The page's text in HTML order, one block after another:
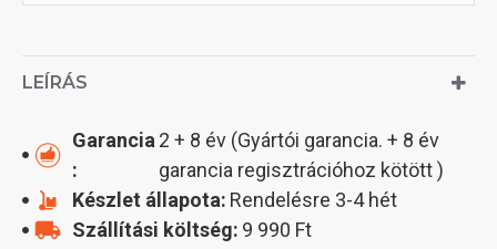
LEÍRÁS
Garancia
:
2 + 8 év (Gyártói garancia. + 8 év
garancia regisztrációhoz kötött )
Készlet állapota: Rendelésre 3-4 hét
Szállítási költség: 9 990 Ft